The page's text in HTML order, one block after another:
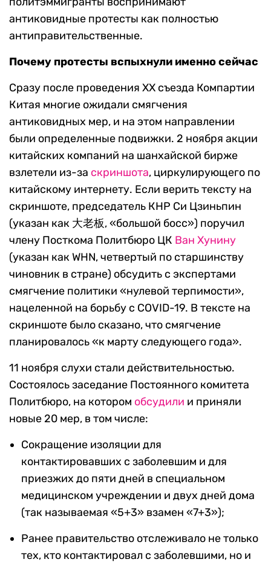
антиковидные протесты как полностью
антиправительственные.
Почему протесты вспыхнули именно сейчас
Сразу после проведения XX съезда Компартии
Китая многие ожидали смягчения
антиковидных мер, и на этом направлении
были определенные подвижки. 2 ноября акции
китайских компаний на шанхайской бирже
взлетели из-за скриншота, циркулирующего по
китайскому интернету. Если верить тексту на
скриншоте, председатель КНР Си Цзиньпин
(указан как 大老板, «большой босс») поручил
члену Посткома Политбюро ЦК Ван Хунину
(указан как WHN, четвертый по старшинству
чиновник в стране) обсудить с экспертами
смягчение политики «нулевой терпимости»,
нацеленной на борьбу с COVID-19. В тексте на
скриншоте было сказано, что смягчение
планировалось «к марту следующего года».
11 ноября слухи стали действительностью.
Состоялось заседание Постоянного комитета
Политбюро, на котором обсудили и приняли
новые 20 мер, в том числе:
Сокращение изоляции для
контактировавших с заболевшим и для
приезжих до пяти дней в специальном
медицинском учреждении и двух дней дома
(так называемая «5+3» взамен «7+3»);
Ранее правительство отслеживало не только
тех, кто контактировал с заболевшими, но и